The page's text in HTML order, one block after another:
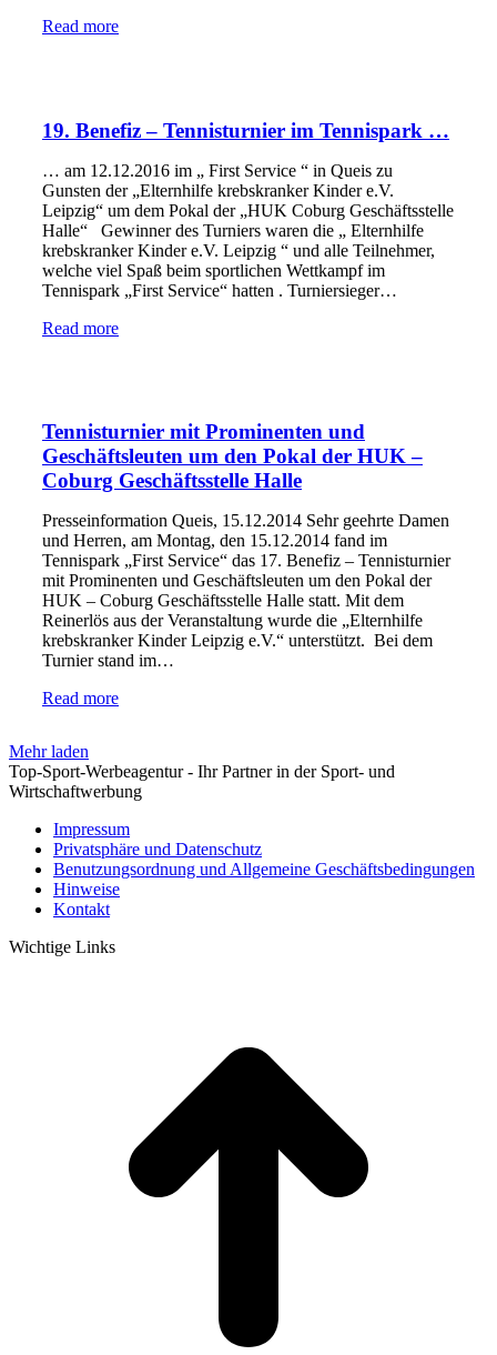
Read more
19. Benefiz – Tennisturnier im Tennispark …
… am 12.12.2016 im „ First Service “ in Queis zu
Gunsten der „Elternhilfe krebskranker Kinder e.V.
Leipzig“ um dem Pokal der „HUK Coburg Geschäftsstelle
Halle“ Gewinner des Turniers waren die „ Elternhilfe
krebskranker Kinder e.V. Leipzig “ und alle Teilnehmer,
welche viel Spaß beim sportlichen Wettkampf im
Tennispark „First Service“ hatten . Turniersieger…
Read more
Tennisturnier mit Prominenten und
Geschäftsleuten um den Pokal der HUK –
Coburg Geschäftsstelle Halle
Presseinformation Queis, 15.12.2014 Sehr geehrte Damen
und Herren, am Montag, den 15.12.2014 fand im
Tennispark „First Service“ das 17. Benefiz – Tennisturnier
mit Prominenten und Geschäftsleuten um den Pokal der
HUK – Coburg Geschäftsstelle Halle statt. Mit dem
Reinerlös aus der Veranstaltung wurde die „Elternhilfe
krebskranker Kinder Leipzig e.V.“ unterstützt. Bei dem
Turnier stand im…
Read more
Mehr laden
Top-Sport-Werbeagentur - Ihr Partner in der Sport- und
Wirtschaftwerbung
Impressum
Privatsphäre und Datenschutz
Benutzungsordnung und Allgemeine Geschäftsbedingungen
Hinweise
Kontakt
Wichtige Links